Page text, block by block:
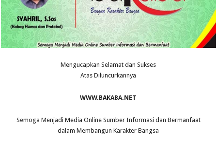
Mengucapkan Selamat dan Sukses
Atas Diluncurkannya
WWW.BAKABA.NET
Semoga Menjadi Media Online Sumber Informasi dan Bermanfaat
dalam Membangun Karakter Bangsa